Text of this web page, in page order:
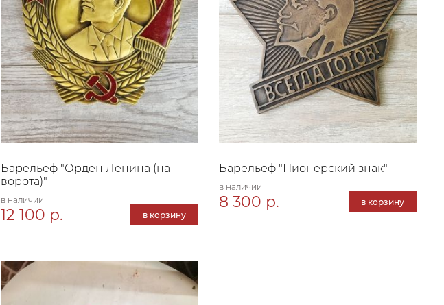
Барельеф "Орден Ленина (на
ворота)"
в наличии
12 100 р. в корзину
Барельеф "Пионерский знак"
в наличии
8 300 р. в корзину